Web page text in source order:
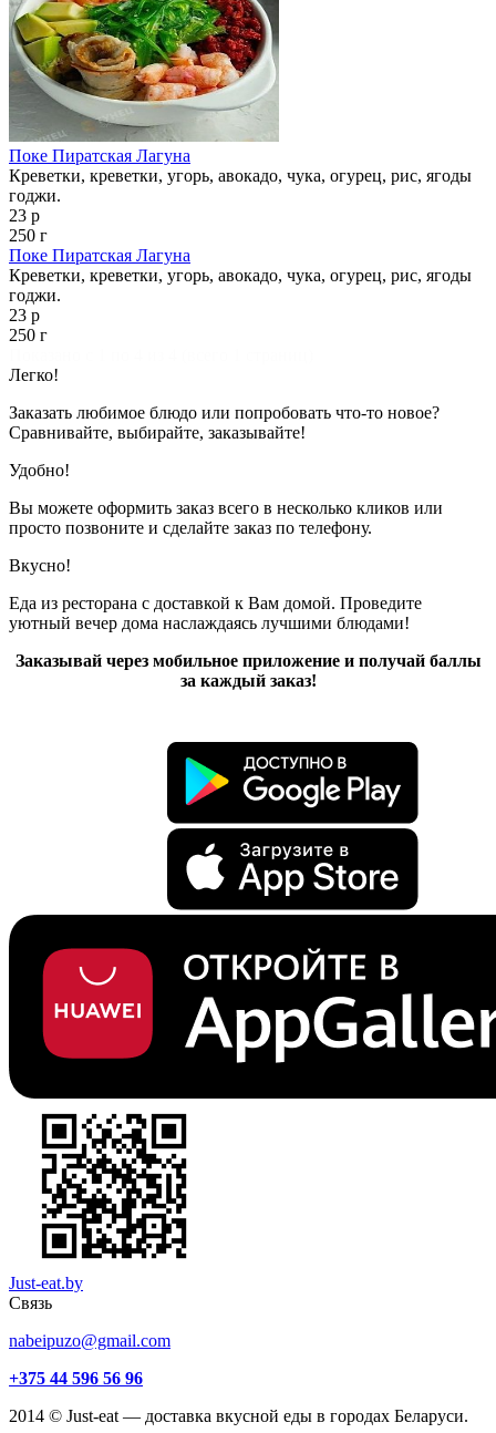
Поке Пиратская Лагуна
Креветки, креветки, угорь, авокадо, чука, огурец, рис, ягоды
годжи.
23 р
250 г
Поке Пиратская Лагуна
Креветки, креветки, угорь, авокадо, чука, огурец, рис, ягоды
годжи.
23 р
250 г
Легко!
Заказать любимое блюдо или попробовать что-то новое?
Сравнивайте, выбирайте, заказывайте!
Удобно!
Вы можете оформить заказ всего в несколько кликов или
просто позвоните и сделайте заказ по телефону.
Вкусно!
Еда из ресторана с доставкой к Вам домой. Проведите
уютный вечер дома наслаждаясь лучшими блюдами!
Заказывай через мобильное приложение и получай баллы
за каждый заказ!
Just-eat.by
Связь
nabeipuzo@gmail.com
+375 44 596 56 96
2014 © Just-eat — доставка вкусной еды в городах Беларуси.